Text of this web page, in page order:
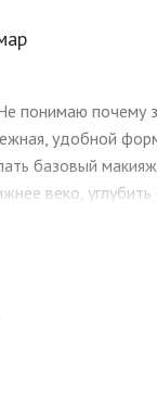
понимаю почему
удобной
базовый макияж
веко, углубить
веко. Очень мне
любимой s13